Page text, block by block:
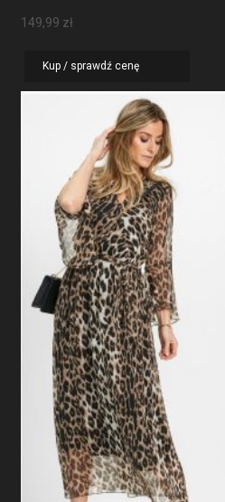
149,99 zł
Kup / sprawdź cenę